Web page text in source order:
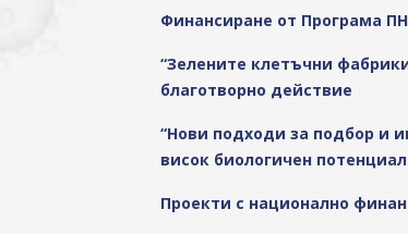
Финансиране от Програма
“Зелените клетъчни
благотворно действие
“Нови подходи за подбор и
висок биологичен
Проекти с национално